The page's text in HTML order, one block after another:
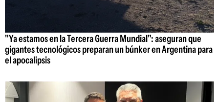
"Ya estamos en la Tercera Guerra Mundial": aseguran que
gigantes tecnológicos preparan un búnker en Argentina para
el apocalipsis